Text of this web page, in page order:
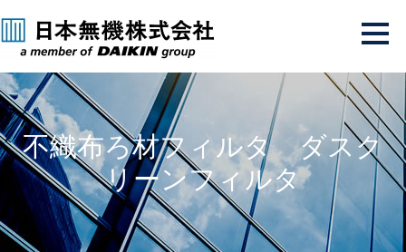
不織布ろ材フィルタ ダスク
リーンフィルタ